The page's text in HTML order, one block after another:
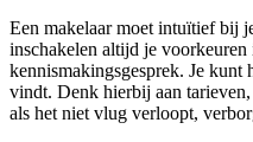
Een makelaar moet intuïtief bij
inschakelen altijd je voorkeuren
kennismakingsgesprek. Je
vindt. Denk hierbij aan
als het niet vlug verloopt,